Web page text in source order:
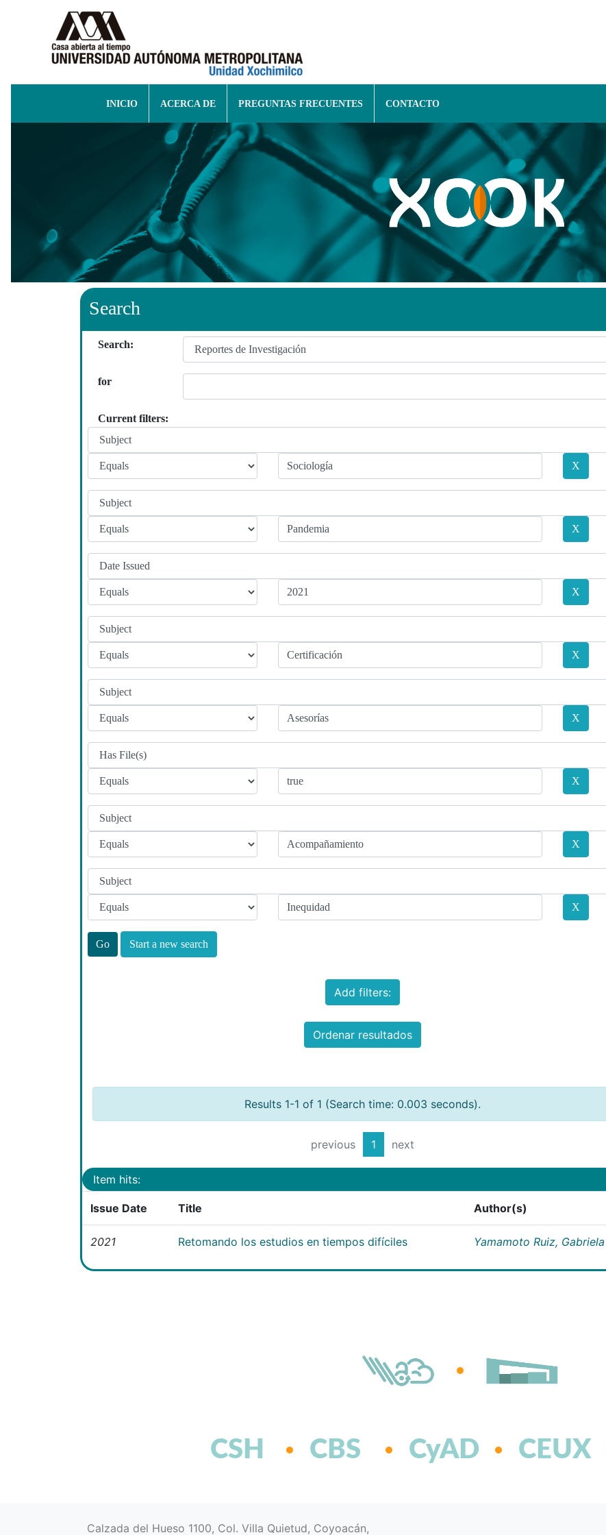
INICIO ACERCA DE PREGUNTAS FRECUENTES CONTACTO
Search
Search:
for
Current filters:
Start a new search
Add filters:
Ordenar resultados
Results 1-1 of 1 (Search time: 0.003 seconds).
previous 1 next
Item hits:
Issue Date Title Author(s)
2021 Retomando los estudios en tiempos difíciles Yamamoto Ruiz, Gabriela
CSH CBS CyAD CEUX
Calzada del Hueso 1100, Col. Villa Quietud, Coyoacán,